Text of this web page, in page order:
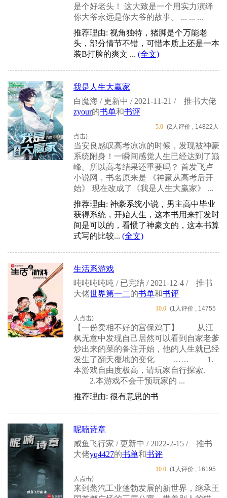
是个好老头！ 这大致是一个用实力演绎
你大爷永远是你大爷的故事。 ... ... ...
推荐理由: 视角独特，猪脚是个万能老
头，部分情节不错，可惜本质上还是一本
装B打脸的爽文 ... (全文)
我是人生大赢家
白魔海 / 更新中 / 2021-11-21 /
推书大佬
zyour的书单和书评
5.0 (2人评价 , 14822人
点击)
当安良感叹高考凉凉的时候，发现被神豪
系统附身！一瞬间感觉人生已经达到了巅
峰。所以高考结果还重要吗？ 首发飞卢
小说网，书名原来是 《神豪从高考后开
始》 现在改成了《我是人生大赢家》 ...
推荐理由: 神豪系统小说，男主高中毕业
获得系统，开始人生，这本书用来打发时
间是可以的，看惯了神豪文的，这本书算
式写的比较... (全文)
生活系游戏
吨吨吨吨吨 / 已完结 / 2021-12-4 /
推书
大佬世界第一二的书单和书评
10.0 (1人评价 , 14755
人点击)
【一份卖相不好的宫保鸡丁】 从江
枫无意中发现自己居然可以看到自家老爹
炒出来的菜的备注开始，他的人生就已经
发生了翻天覆地的变化 …… 1.
本游戏自由度极高，请玩家自行探索.
2.本游戏不会干预玩家的 ...
推荐理由: 很有意思的书
呢喃诗章
咸鱼飞行家 / 更新中 / 2022-2-15 /
推书
大佬yq4427的书单和书评
10.0 (1人评价 , 16195
人点击)
来到蒸汽工业蓬勃发展的新世界，继承王